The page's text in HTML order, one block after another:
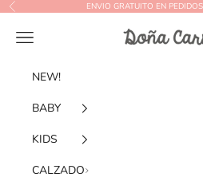
Ir al contenido
Anterior ENVIO GRATUITO EN
Doña Carmen
Menú
NEW!
BABY
KIDS
CALZADO